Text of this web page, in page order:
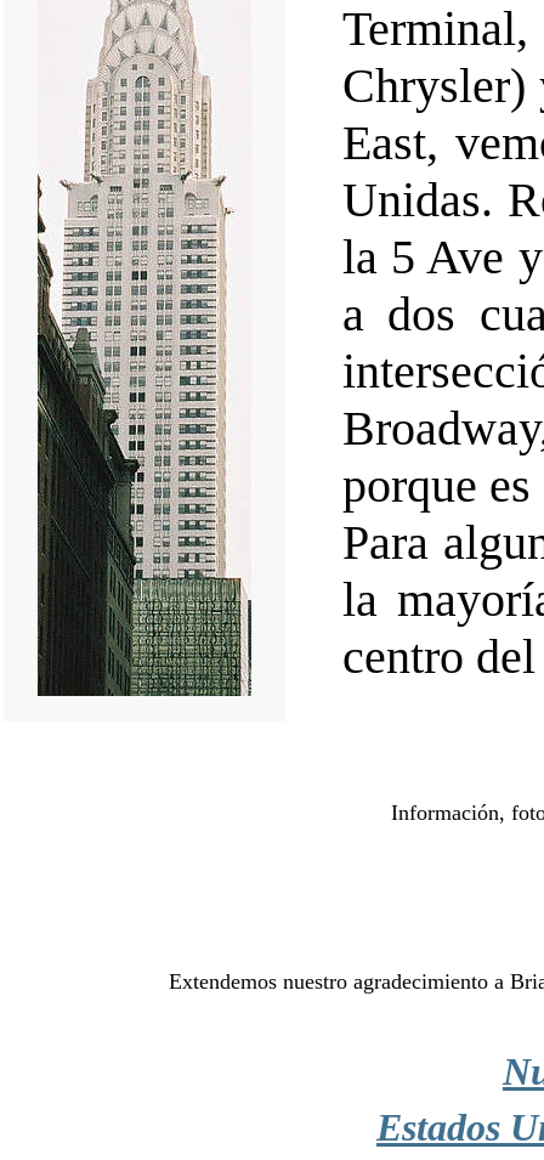
East,
Unidas.
la 5 Ave
a dos
porque
Para
la
centro
Información,
Extendemos nuestro agradecimiento a
Estados